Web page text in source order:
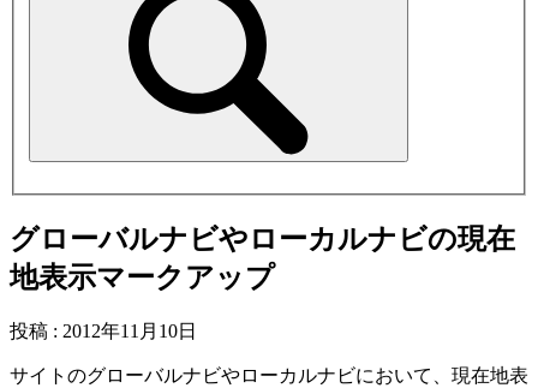
グローバルナビやローカルナビの現在
地表示マークアップ
投稿 : 2012年11月10日
サイトのグローバルナビやローカルナビにおいて、現在地表